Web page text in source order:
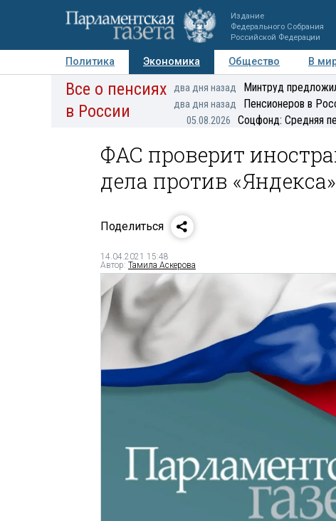
Издание
Федерального Собрания
Российской Федерации
Политика Экономика Общество В
Авторы Персоны Мнения Регионы
Все о пенсиях
в России
два дня назад Минтруд
два дня назад Пенсионеров в
05.08.2026 Соцфонд: Средняя
ФАС проверит
дела против «Яндекса»
Поделиться
14.04.2021 15:48
Автор: Тамила Аскерова